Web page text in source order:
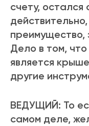
счету, остался
преимущество,
Дело в том,
является
другие
ВЕДУЩИЙ: То
самом деле,